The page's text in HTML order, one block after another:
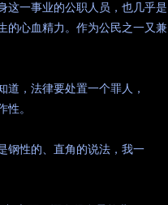
这一事业的公职人员，也几乎是
的心血精力。作为公民之一又兼
，法律要处置一个罪人，
。
钢性的、直角的说法，我一